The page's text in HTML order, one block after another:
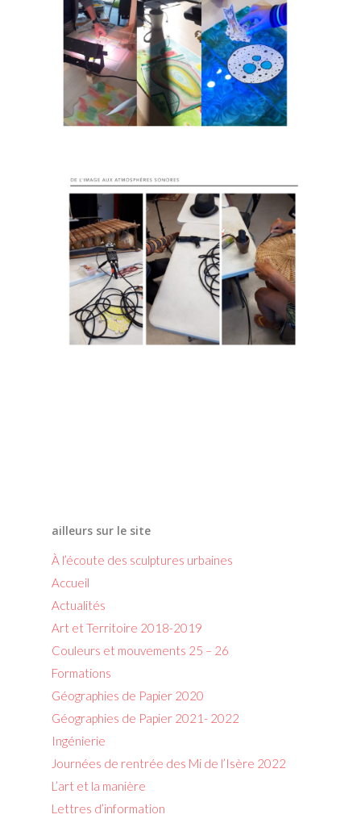
ailleurs sur le site
À l’écoute des sculptures urbaines
Accueil
Actualités
Art et Territoire 2018-2019
Couleurs et mouvements 25 – 26
Formations
Géographies de Papier 2020
Géographies de Papier 2021- 2022
Ingénierie
Journées de rentrée des Mi de l’Isère 2022
L’art et la manière
Lettres d’information